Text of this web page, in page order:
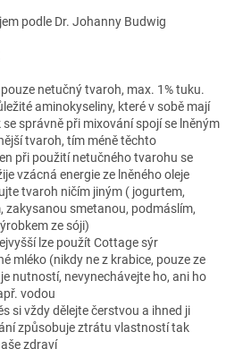
podle Dr. Johanny Budwig
netučný tvaroh, max. 1% tuku.
aminokyseliny, které v sobě mají
správně při mixování spojí se lněným
tvaroh, tím méně těchto
při použití netučného tvarohu se
vzácná energie ze lněného oleje
tvaroh ničím jiným ( jogurtem,
zakysanou smetanou, podmáslím,
ze sóji)
lze použít Cottage sýr
mléko (nikdy ne z krabice, pouze ze
nutností, nevynechávejte ho, ani ho
vodou
si vždy dělejte čerstvou a ihned ji
způsobuje ztrátu vlastností tak
zdraví